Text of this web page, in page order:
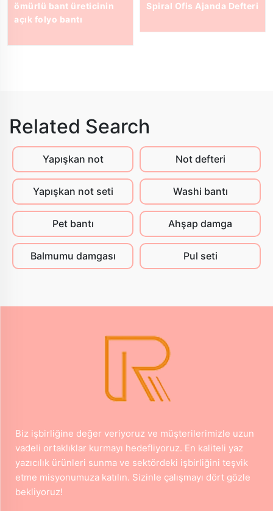
ömürlü bant üreticinin
açık folyo bantı
Spiral Ofis Ajanda Defteri
Related Search
Yapışkan not Not defteri
Yapışkan not seti Washi bantı
Pet bantı Ahşap damga
Balmumu damgası Pul seti
Biz işbirliğine değer veriyoruz ve müşterilerimizle uzun
vadeli ortaklıklar kurmayı hedefliyoruz. En kaliteli yaz
yazıcılık ürünleri sunma ve sektördeki işbirliğini teşvik
etme misyonumuza katılın. Sizinle çalışmayı dört gözle
bekliyoruz!